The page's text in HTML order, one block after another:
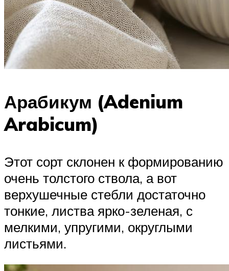
Арабикум (Adenium
Arabicum)
Этот сорт склонен к формированию
очень толстого ствола, а вот
верхушечные стебли достаточно
тонкие, листва ярко-зеленая, с
мелкими, упругими, округлыми
листьями.